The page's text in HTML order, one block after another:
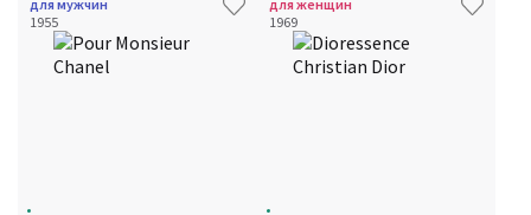
для мужчин
1955
для женщин
1969